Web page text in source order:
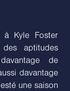
à Kyle Foster
aptitudes
de
davantage
une saison